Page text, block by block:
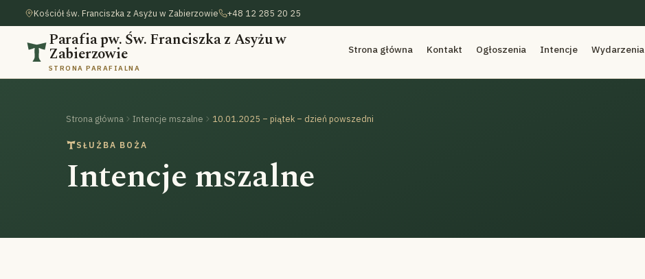
Kościół św. Franciszka z Asyżu w Zabierzowie +48 12 285 20 25
Parafia pw. Św. Franciszka z Asyżu w
Zabierzowie
STRONA PARAFIALNA
Strona główna Kontakt Ogłoszenia Intencje Wydarzenia
Strona główna Intencje mszalne 10.01.2025 – piątek – dzień powszedni
SŁUŻBA BOŻA
Intencje mszalne